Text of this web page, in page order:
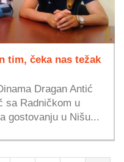
tim, čeka nas težak
Dragan Antić
sa Radničkom u
gostovanju u Nišu...